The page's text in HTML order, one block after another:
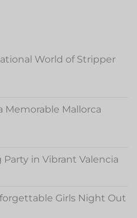
World of Stripper
Memorable Mallorca
in Vibrant Valencia
Girls Night Out